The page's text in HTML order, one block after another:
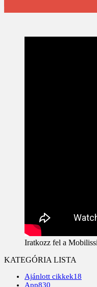
Iratkozz fel a
KATEGÓRIA LISTA
Ajánlott cikkek18
App830